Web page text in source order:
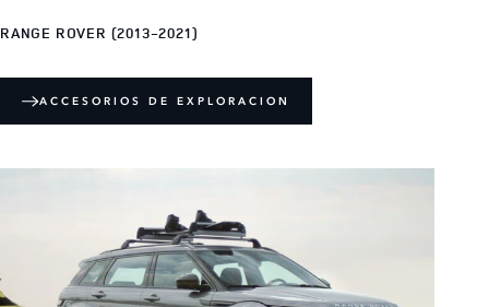
RANGE ROVER (2013-2021)
ACCESORIOS DE EXPLORACION